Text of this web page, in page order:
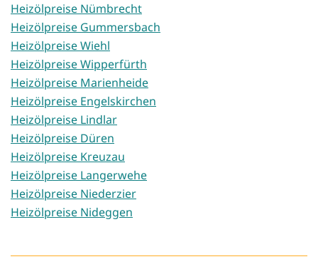
Heizölpreise Nümbrecht
Heizölpreise Gummersbach
Heizölpreise Wiehl
Heizölpreise Wipperfürth
Heizölpreise Marienheide
Heizölpreise Engelskirchen
Heizölpreise Lindlar
Heizölpreise Düren
Heizölpreise Kreuzau
Heizölpreise Langerwehe
Heizölpreise Niederzier
Heizölpreise Nideggen